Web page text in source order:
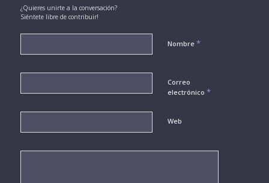
¿Quieres unirte a la conversación?
Siéntete libre de contribuir!
Nombre *
Correo
electrónico *
Web